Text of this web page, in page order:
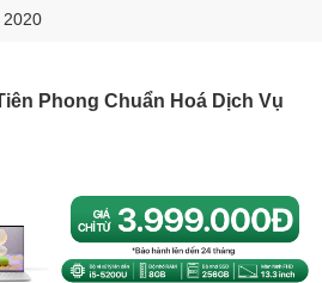
2020
Phong Chuẩn Hoá Dịch Vụ